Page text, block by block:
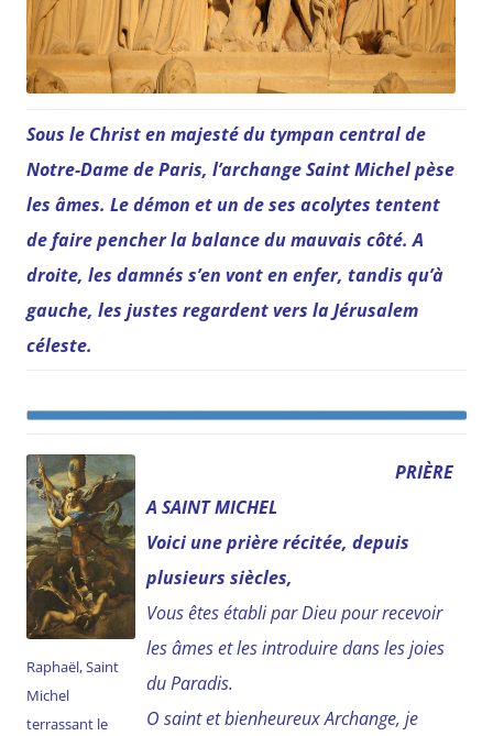
Sous le Christ en majesté du tympan central de
Notre-Dame de Paris, l’archange Saint Michel pèse
les âmes. Le démon et un de ses acolytes tentent
de faire pencher la balance du mauvais côté. A
droite, les damnés s’en vont en enfer, tandis qu’à
gauche, les justes regardent vers la Jérusalem
céleste.
Raphaël, Saint
Michel
terrassant le
PRIÈRE
A SAINT MICHEL
Voici une prière récitée, depuis
plusieurs siècles,
Vous êtes établi par Dieu pour recevoir
les âmes et les introduire dans les joies
du Paradis.
O saint et bienheureux Archange, je